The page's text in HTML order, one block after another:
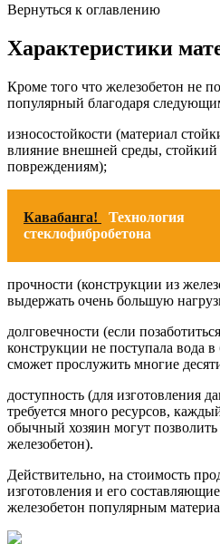
Вернуться к оглавлению
Характеристики
Кроме того что железобетон не
популярный благодаря
износостойкости (материал
влияние внешней среды,
повреждениям);
Кавабанга!
Технология
стеклофибробетона
прочности (конструкции из
выдержать очень большую
долговечности (если
конструкции не поступала вода
сможет прослужить многие
доступность (для изготовления
требуется много ресурсов,
обычный хозяин могут позволить
железобетон).
Действительно, на стоимость
изготовления и его
железобетон популярным